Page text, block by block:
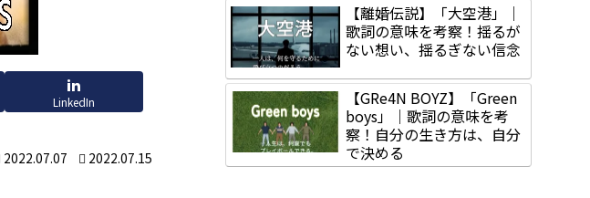
LinkedIn
2022.07.07 2022.07.15
【離婚伝説】「大空港」｜
歌詞の意味を考察！揺るが
ない想い、揺るぎない信念
【GRe4N BOYZ】「Green
boys」｜歌詞の意味を考
察！自分の生き方は、自分
で決める